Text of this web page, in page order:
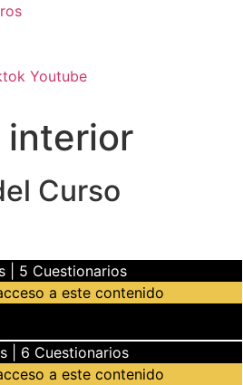
Youtube
interior
Curso
5 Cuestionarios
a este contenido
6 Cuestionarios
a este contenido